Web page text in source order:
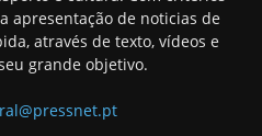
apresentação de noticias de
através de texto, vídeos e
grande objetivo.